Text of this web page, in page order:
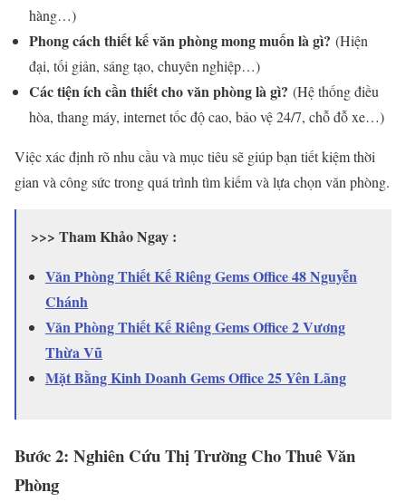
hàng…)
Phong cách thiết kế văn phòng mong muốn là gì? (Hiện
đại, tối giản, sáng tạo, chuyên nghiệp…)
Các tiện ích cần thiết cho văn phòng là gì? (Hệ thống điều
hòa, thang máy, internet tốc độ cao, bảo vệ 24/7, chỗ đỗ xe…)
Việc xác định rõ nhu cầu và mục tiêu sẽ giúp bạn tiết kiệm thời
gian và công sức trong quá trình tìm kiếm và lựa chọn văn phòng.
>>> Tham Khảo Ngay :
Văn Phòng Thiết Kế Riêng Gems Office 48 Nguyễn
Chánh
Văn Phòng Thiết Kế Riêng Gems Office 2 Vương
Thừa Vũ
Mặt Bằng Kinh Doanh Gems Office 25 Yên Lãng
Bước 2: Nghiên Cứu Thị Trường Cho Thuê Văn
Phòng